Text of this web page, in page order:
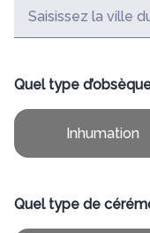
Saisissez la ville
Quel type
Inhumation
Quel type de